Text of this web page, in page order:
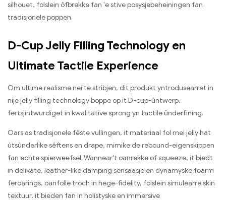
silhouet, folslein ôfbrekke fan 'e stive posysjebeheiningen fan
tradisjonele poppen.
D-Cup Jelly Filling Technology en
Ultimate Tactile Experience
Om ultime realisme nei te stribjen, dit produkt yntrodusearret in
nije jelly filling technology boppe op it D-cup-ûntwerp,
fertsjintwurdiget in kwalitative sprong yn tactile ûnderfining.
Oars as tradisjonele fêste vullingen, it materiaal fol mei jelly hat
útsûnderlike sêftens en drape, mimike de rebound-eigenskippen
fan echte spierweefsel. Wannear't oanrekke of squeeze, it biedt
in delikate, leather-like damping sensaasje en dynamyske foarm
feroarings, oanfolle troch in hege-fidelity, folslein simulearre skin
textuur, it bieden fan in holistyske en immersive